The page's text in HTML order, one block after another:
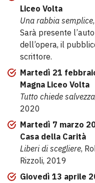
Liceo Volta
Una rabbia semplice
Sarà presente
dell’opera, il
scrittore.
Martedì 21
Magna Liceo Volta
Tutto chiede salvezza
2020
Martedì 7 marzo
Casa della Carità
Liberi di scegliere,
Rizzoli, 2019
Giovedì 13 aprile